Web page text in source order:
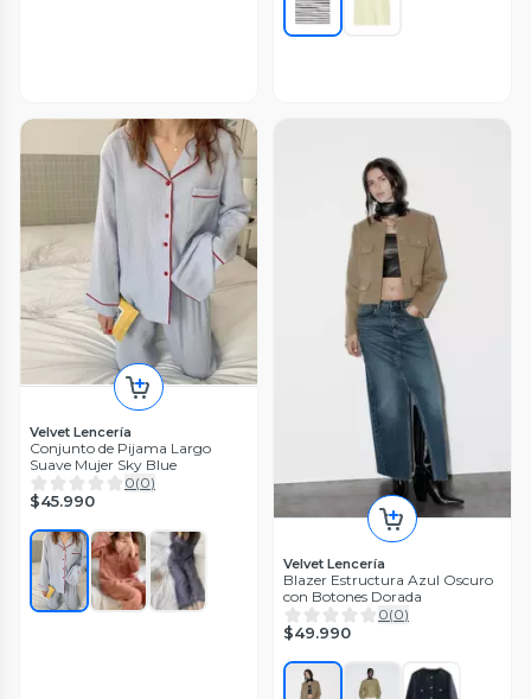
Velvet Lencería
Conjunto de Pijama Largo
Suave Mujer Sky Blue
0(0)
$45.990
Velvet Lencería
Blazer Estructura Azul Oscuro
con Botones Dorada
0(0)
$49.990